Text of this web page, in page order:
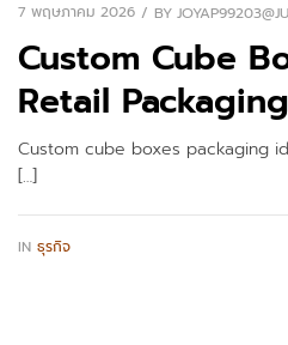
7 พฤษภาคม 2026 BY
Custom Cube
Retail
Custom cube boxes packaging
[…]
IN ธุรกิจ